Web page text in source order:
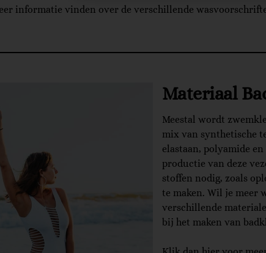
informatie vinden over de verschillende
Materiaal
Meestal wordt
mix van synthetische
elastaan, polyamide
productie van deze
stoffen nodig, zoals
te maken. Wil je meer
verschillende
bij het maken van